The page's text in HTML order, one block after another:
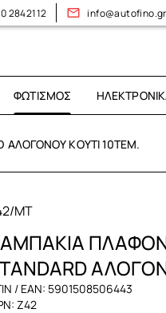
2842112 info@autofino.gr
ΦΩΤΙΣΜΌΣ
ΑΛΟΓΟΝΟΥ ΚΟΥΤΙ 10ΤΕΜ.
MT
/ EAN: 5901508506443
Z42